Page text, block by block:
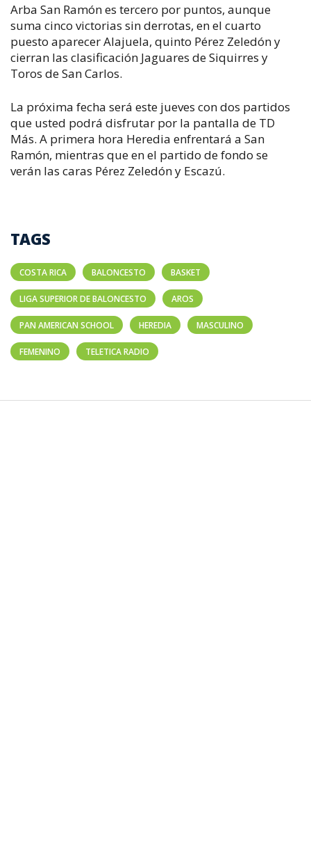
Arba San Ramón es tercero por puntos, aunque
suma cinco victorias sin derrotas, en el cuarto
puesto aparecer Alajuela, quinto Pérez Zeledón y
cierran las clasificación Jaguares de Siquirres y
Toros de San Carlos.
La próxima fecha será este jueves con dos partidos
que usted podrá disfrutar por la pantalla de TD
Más. A primera hora Heredia enfrentará a San
Ramón, mientras que en el partido de fondo se
verán las caras Pérez Zeledón y Escazú.
TAGS
COSTA RICA BALONCESTO BASKET
LIGA SUPERIOR DE BALONCESTO AROS
PAN AMERICAN SCHOOL HEREDIA MASCULINO
FEMENINO TELETICA RADIO